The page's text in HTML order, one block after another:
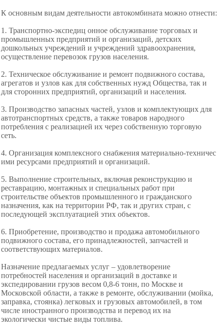
К основным видам деятельности автокомбината можно отнести:
1. Транспортно-экспедиц онное обслуживание торговых и
промышленных предприятий и организаций, детских
дошкольных учреждений и учреждений здравоохранения,
осуществление перевозок грузов населения.
2. Техническое обслуживание и ремонт подвижного состава,
агрегатов и узлов как для собственных нужд Общества, так и
для сторонних предприятий, организаций и населения.
3. Производство запасных частей, узлов и комплектующих для
автотранспортных средств, а также товаров народного
потребления с реализацией их через собственную торговую
сеть.
4. Организация комплексного снабжения материально-техничес
ими ресурсами предприятий и организаций.
5. Выполнение строительных, включая реконструкцию и
реставрацию, монтажных и специальных работ при
строительстве объектов промышленного и гражданского
назначения, как на территории РФ, так и других стран, с
последующей эксплуатацией этих объектов.
6. Приобретение, производство и продажа автомобильного
подвижного состава, его принадлежностей, запчастей и
соответствующих материалов.
Назначение предлагаемых услуг – удовлетворение
потребностей населения и организаций в доставке и
экспедировании грузов весом 0,8-6 тонн, по Москве и
Московской области, а также в ремонте, обслуживании (мойка,
заправка, стоянка) легковых и грузовых автомобилей, в том
числе иностранного производства и перевод их на
экологически чистые виды топлива.